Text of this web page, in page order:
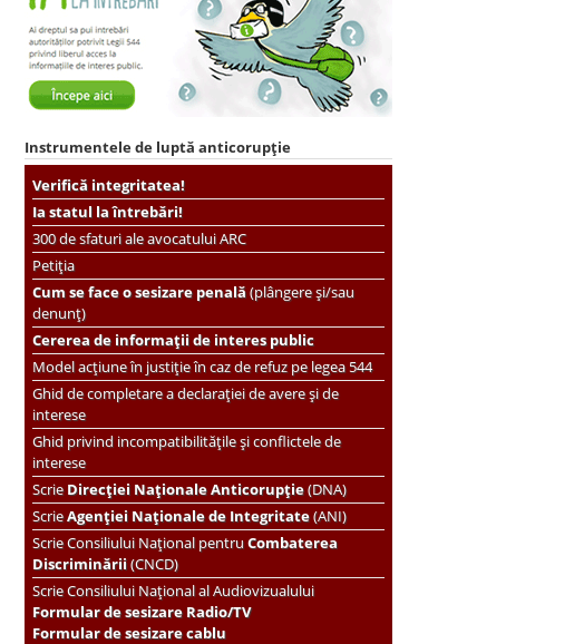
Instrumentele de luptă anticorupție
Verifică integritatea!
Ia statul la întrebări!
300 de sfaturi ale avocatului ARC
Petiția
Cum se face o sesizare penală(plângere și/sau
denunț)
Cererea de informații de interes public
Model acțiune în justiție în caz de refuz pe legea 544
Ghid de completare a declarației de avere și de
interese
Ghid privind incompatibilitățile și conflictele de
interese
ScrieDirecției Naționale Anticorupție(DNA)
ScrieAgenției Naționale de Integritate(ANI)
ScrieConsiliului Național pentruCombaterea
Discriminării(CNCD)
Scrie Consiliului Național al Audiovizualului
Formular de sesizare Radio/TV
Formular de sesizare cablu